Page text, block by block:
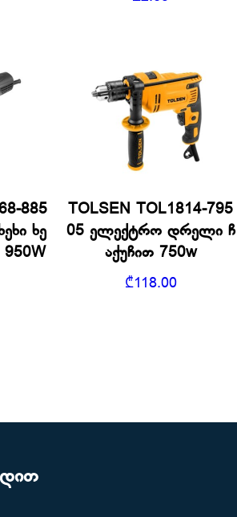
885
ხე
TOLSEN TOL1814-795
05 ელექტრო დრელი ჩ
აქუჩით 750w
₾118.00